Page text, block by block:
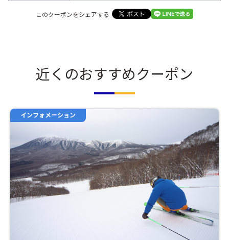
このクーポンをシェアする
近くのおすすめクーポン
インフォメーション